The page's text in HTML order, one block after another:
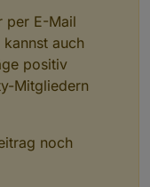
per E-Mail
auch
positiv
Mitgliedern
noch